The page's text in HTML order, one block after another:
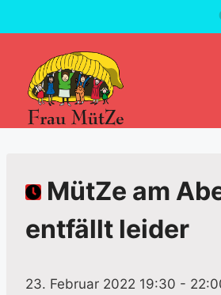
Inhalt
MütZe am
entfällt leider
23. Februar 2022 19:30 -